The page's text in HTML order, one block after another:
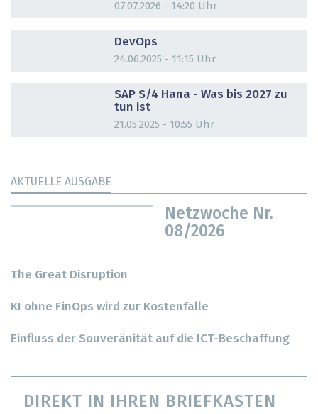
07.07.2026 - 14:20 Uhr
DevOps
24.06.2025 - 11:15 Uhr
SAP S/4 Hana - Was bis 2027 zu
tun ist
21.05.2025 - 10:55 Uhr
AKTUELLE AUSGABE
Netzwoche Nr.
08/2026
The Great Disruption
KI ohne FinOps wird zur Kostenfalle
Einfluss der Souveränität auf die ICT-Beschaffung
DIREKT IN IHREN BRIEFKASTEN